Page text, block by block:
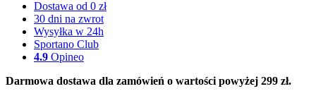
Dostawa od 0 zł
30 dni na zwrot
Wysyłka w 24h
Sportano Club
4.9 Opineo
Darmowa dostawa dla zamówień o wartości powyżej 299 zł.